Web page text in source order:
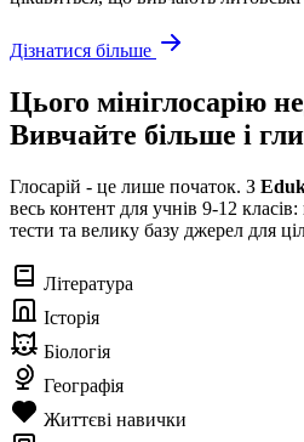
Дізнатися більше
Цього мініглосарію
Вивчайте більше і
Глосарій - це лише початок. З
весь контент для учнів 9-12
тести та велику базу джерел для
Література
Історія
Біологія
Географія
Життєві навички